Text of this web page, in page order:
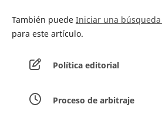
También puede Iniciar una
para este artículo.
Política editorial
Proceso de arbitraje